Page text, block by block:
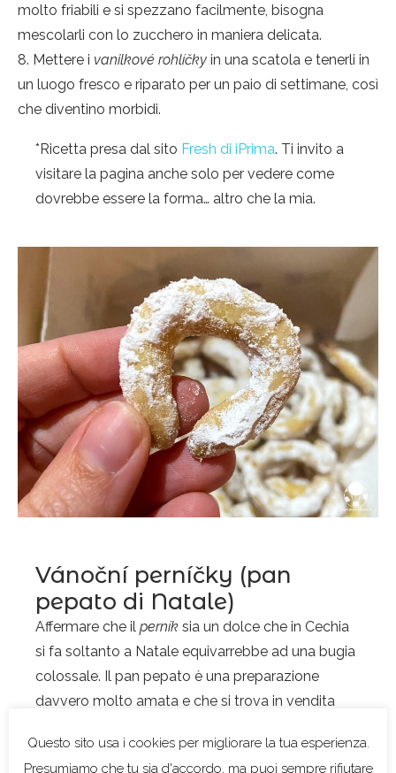
molto friabili e si spezzano facilmente, bisogna
mescolarli con lo zucchero in maniera delicata.
Mettere i vanilkové rohlíčky in una scatola e tenerli in
un luogo fresco e riparato per un paio di settimane, così
che diventino morbidi.
*Ricetta presa dal sito Fresh di iPrima. Ti invito a
visitare la pagina anche solo per vedere come
dovrebbe essere la forma… altro che la mia.
Vánoční perníčky (pan
pepato di Natale)
Affermare che il perník sia un dolce che in Cechia
si fa soltanto a Natale equivarrebbe ad una bugia
colossale. Il pan pepato è una preparazione
davvero molto amata e che si trova in vendita
necessariamente come biscotto. La città di